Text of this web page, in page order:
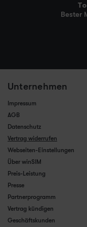
Bester
Unternehmen
Impressum
AGB
Datenschutz
Vertrag widerrufen
Webseiten-Einstellungen
Über winSIM
Preis-Leistung
Presse
Partnerprogramm
Vertrag kündigen
Geschäftskunden